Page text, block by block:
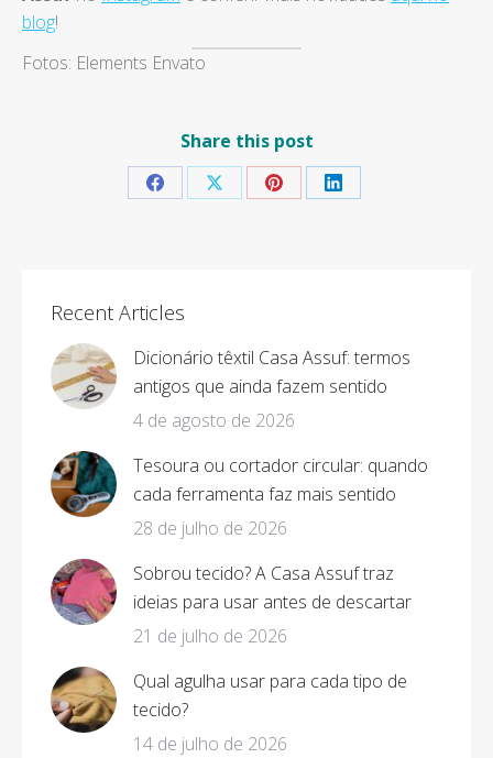
blog!
Fotos: Elements Envato
Share this post
Share Share Share Share
Recent Articles
Dicionário têxtil Casa Assuf: termos
antigos que ainda fazem sentido
4 de agosto de 2026
Tesoura ou cortador circular: quando
cada ferramenta faz mais sentido
28 de julho de 2026
Sobrou tecido? A Casa Assuf traz
ideias para usar antes de descartar
21 de julho de 2026
Qual agulha usar para cada tipo de
tecido?
14 de julho de 2026